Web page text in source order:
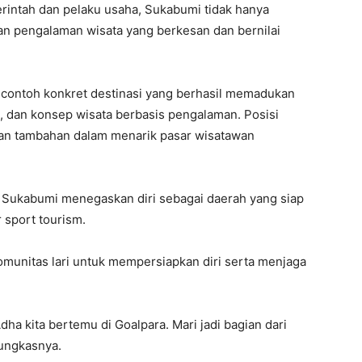
dan pelaku usaha, Sukabumi tidak hanya
pengalaman wisata yang berkesan dan bernilai
konkret destinasi yang berhasil memadukan
konsep wisata berbasis pengalaman. Posisi
tambahan dalam menarik pasar wisatawan
menegaskan diri sebagai daerah yang siap
sport tourism.
lari untuk mempersiapkan diri serta menjaga
kita bertemu di Goalpara. Mari jadi bagian dari